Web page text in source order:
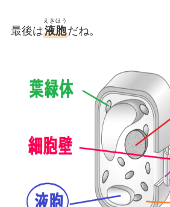
最後は液胞
えきほう
だね。